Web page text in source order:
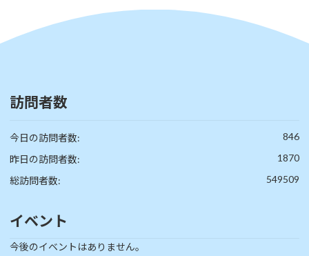
訪問者数
846
今日の訪問者数:
1870
昨日の訪問者数:
549509
総訪問者数:
イベント
今後のイベントはありません。